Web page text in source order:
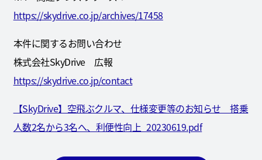
https://skydrive.co.jp/archives/17458
本件に関するお問い合わせ
株式会社SkyDrive 広報
https://skydrive.co.jp/contact
【SkyDrive】空飛ぶクルマ、仕様変更等のお知らせ 搭乗
人数2名から3名へ、利便性向上_20230619.pdf